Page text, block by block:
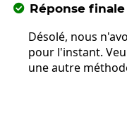
 Réponse
Désolé, nous
pour l'instant.
une autre